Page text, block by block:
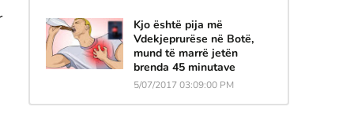
Kjo është pija më
Vdekjeprurëse në Botë,
mund të marrë jetën
brenda 45 minutave
5/07/2017 03:09:00 PM